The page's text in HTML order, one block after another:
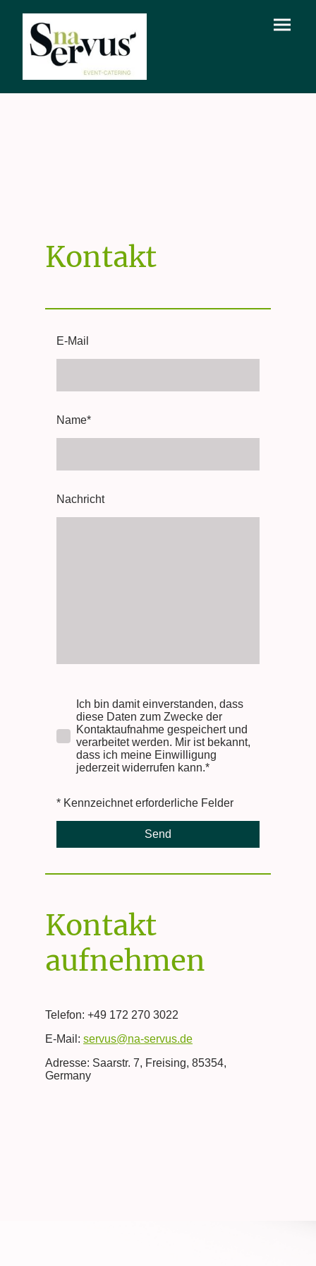
Kontakt
E-Mail
Name*
Nachricht
Ich bin damit einverstanden, dass
diese Daten zum Zwecke der
Kontaktaufnahme gespeichert und
verarbeitet werden. Mir ist bekannt,
dass ich meine Einwilligung
jederzeit widerrufen kann.*
* Kennzeichnet erforderliche Felder
Send
Kontakt
aufnehmen
Telefon: +49 172 270 3022
E-Mail: servus@na-servus.de
Adresse: Saarstr. 7, Freising, 85354,
Germany